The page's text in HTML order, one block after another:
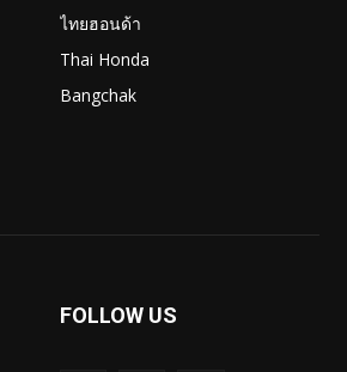
ไทยฮอนด้า
Thai Honda
Bangchak
FOLLOW US